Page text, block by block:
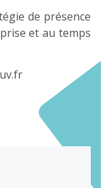
de présence
et au temps